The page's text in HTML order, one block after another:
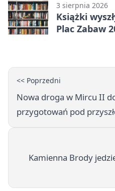
3 sierpnia 2026
Książki
Plac Zabaw
<< Poprzedni
Nowa droga w Mircu II
przygotowań pod
Kamienna Brody